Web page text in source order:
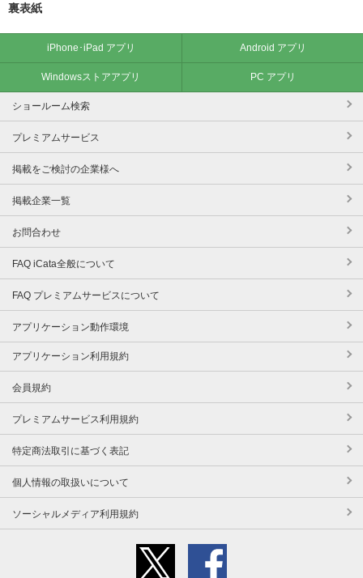
裏表紙
iPhone･iPad アプリ Android アプリ
Windowsストアアプリ PC アプリ
ショールーム検索
プレミアムサービス
掲載をご検討の企業様へ
掲載企業一覧
お問合わせ
FAQ iCata全般について
FAQ プレミアムサービスについて
アプリケーション動作環境
アプリケーション利用規約
会員規約
プレミアムサービス利用規約
特定商法取引に基づく表記
個人情報の取扱いについて
ソーシャルメディア利用規約